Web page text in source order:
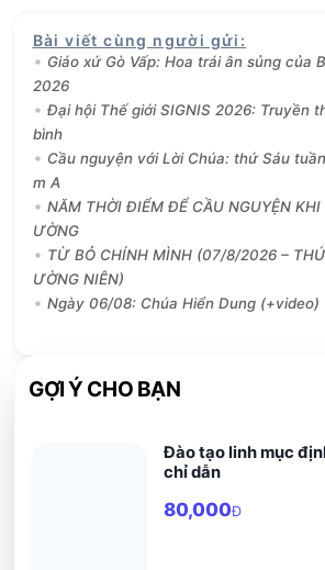
Bài viết cùng người gửi :
Giáo xứ Gò Vấp: Hoa trái ân sủng của
2026
Đại hội Thế giới SIGNIS 2026: Truyền
bình
Cầu nguyện với Lời Chúa: thứ Sáu
m A
NĂM THỜI ĐIỂM ĐỂ CẦU NGUYỆN
ƯỜNG
TỪ BỎ CHÍNH MÌNH (07/8/2026 –
ƯỜNG NIÊN)
Ngày 06/08: Chúa Hiển Dung (+video)
GỢI Ý CHO BẠN
Đào tạo linh mục
chỉ dẫn
80,000Đ